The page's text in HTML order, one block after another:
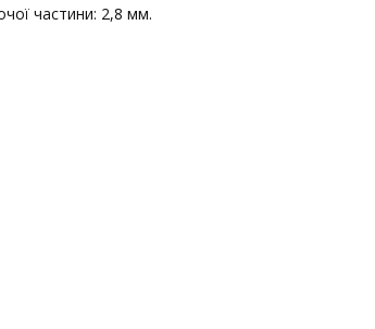
частини: 2,8 мм.